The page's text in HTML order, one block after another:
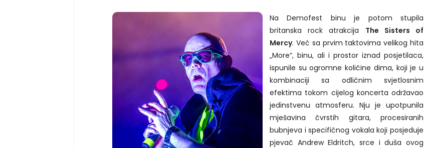
Na Demofest binu je potom stupila
britanska rock atrakcija The Sisters of
Mercy. Već sa prvim taktovima velikog hita
„More“, binu, ali i prostor iznad posjetilaca,
ispunile su ogromne količine dima, koji je u
kombinaciji sa odličnim svjetlosnim
efektima tokom cijelog koncerta održavao
jedinstvenu atmosferu. Nju je upotpunila
mješavina čvrstih gitara, procesiranih
bubnjeva i specifičnog vokala koji posjeduje
pjevač Andrew Eldritch, srce i duša ovog